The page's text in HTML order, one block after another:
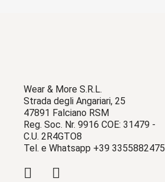
Wear & More S.R.L.
Strada degli Angariari, 25
47891 Falciano RSM
Reg. Soc. Nr. 9916 COE: 31479 -
C.U. 2R4GTO8
Tel. e Whatsapp +39 3355882475